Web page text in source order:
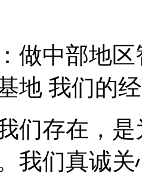
做中部地
地 我们的
们存在，
我们真诚